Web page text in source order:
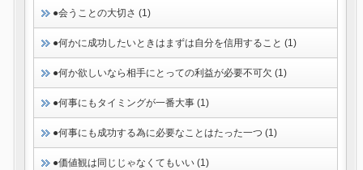
●会うことの大切さ (1)
●何かに成功したいときはまずは自分を信用すること (1)
●何か欲しいなら相手にとっての利益が必要不可欠 (1)
●何事にもタイミングが一番大事 (1)
●何事にも成功する為に必要なことはたった一つ (1)
●価値観は同じじゃなくてもいい (1)